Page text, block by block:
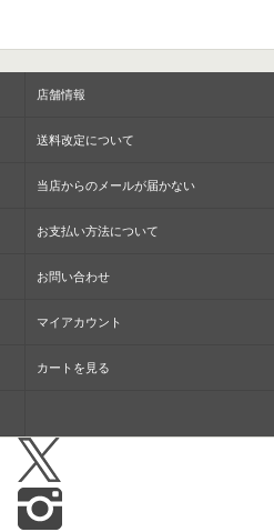
店舗情報
送料改定について
当店からのメールが届かない
お支払い方法について
お問い合わせ
マイアカウント
カートを見る